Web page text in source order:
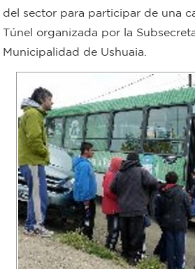
Rentas
Municipal
bondi
Boleto
estudiantil
Recorrido
colectivos
municipal
del sector para participar de una
Túnel organizada por la
Municipalidad de Ushuaia.